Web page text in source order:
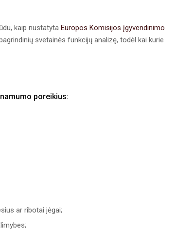
kaip nustatyta Europos Komisijos įgyvendinimo
svetainės funkcijų analizę, todėl kai kurie
poreikius:
ar ribotai jėgai;